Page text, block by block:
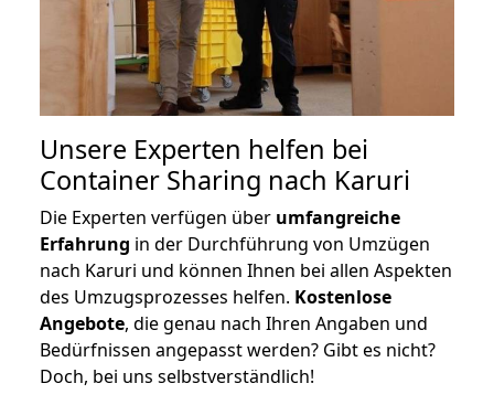
Unsere Experten helfen bei
Container Sharing nach Karuri
Die Experten verfügen über umfangreiche
Erfahrung in der Durchführung von Umzügen
nach Karuri und können Ihnen bei allen Aspekten
des Umzugsprozesses helfen. Kostenlose
Angebote, die genau nach Ihren Angaben und
Bedürfnissen angepasst werden? Gibt es nicht?
Doch, bei uns selbstverständlich!